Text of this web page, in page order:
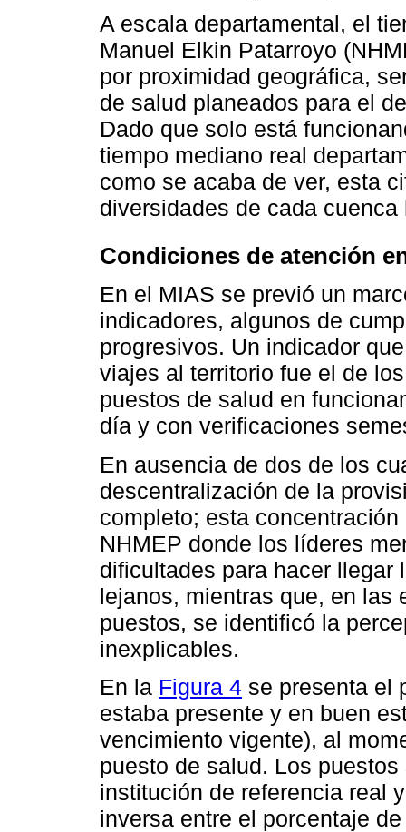
A escala departamental, el
Manuel Elkin Patarroyo
por proximidad geográfica,
de salud planeados para el
Dado que solo está
tiempo mediano real
como se acaba de ver, esta
diversidades de cada cuenca
Condiciones de atención
En el MIAS se previó un
indicadores, algunos de
progresivos. Un indicador
viajes al territorio fue el de
puestos de salud en
día y con verificaciones
En ausencia de dos de los
descentralización de la
completo; esta
NHMEP donde los líderes
dificultades para hacer
lejanos, mientras que, en las
puestos, se identificó la
inexplicables.
En la Figura 4 se presenta el
estaba presente y en buen
vencimiento vigente), al
puesto de salud. Los
institución de referencia real
inversa entre el porcentaje